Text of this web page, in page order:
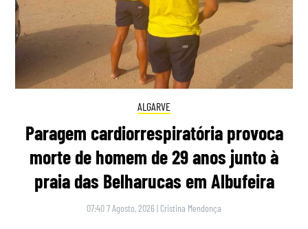
ALGARVE
Paragem cardiorrespiratória provoca
morte de homem de 29 anos junto à
praia das Belharucas em Albufeira
07:40 7 Agosto, 2026 | Cristina Mendonça